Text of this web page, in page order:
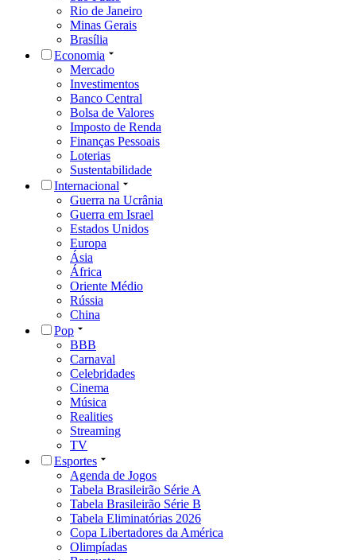
Rio de Janeiro
Minas Gerais
Brasília
Economia
Mercado
Investimentos
Banco Central
Bolsa de Valores
Imposto de Renda
Finanças Pessoais
Loterias
Sustentabilidade
Internacional
Guerra na Ucrânia
Guerra em Israel
Estados Unidos
Europa
Ásia
África
Oriente Médio
Rússia
China
Pop
BBB
Carnaval
Celebridades
Cinema
Música
Realities
Streaming
TV
Esportes
Agenda de Jogos
Tabela Brasileirão Série A
Tabela Brasileirão Série B
Tabela Eliminatórias 2026
Copa Libertadores da América
Olimpíadas